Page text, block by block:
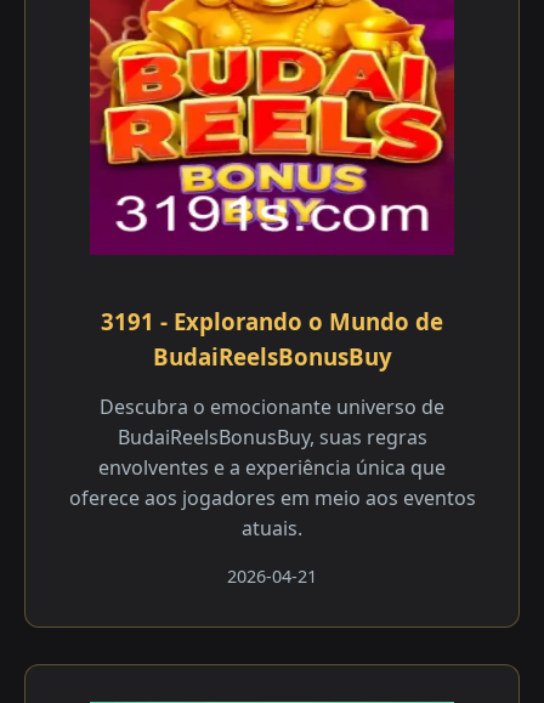
3191 - Explorando o Mundo de
BudaiReelsBonusBuy
Descubra o emocionante universo de
BudaiReelsBonusBuy, suas regras
envolventes e a experiência única que
oferece aos jogadores em meio aos eventos
atuais.
2026-04-21